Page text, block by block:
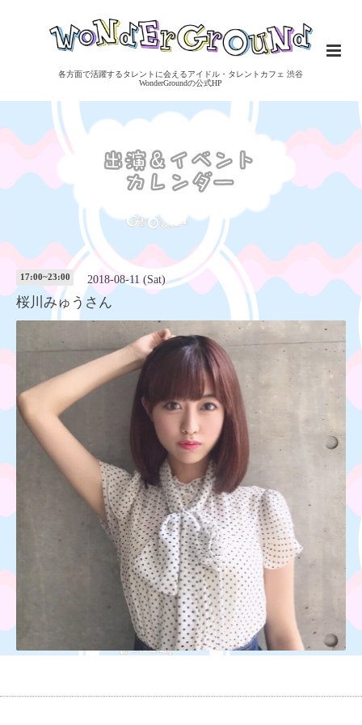
各方面で活躍するタレントに会えるアイドル・タレントカフェ 渋谷
WonderGroundの公式HP
17:00~23:00 2018-08-11 (Sat)
桜川みゅうさん